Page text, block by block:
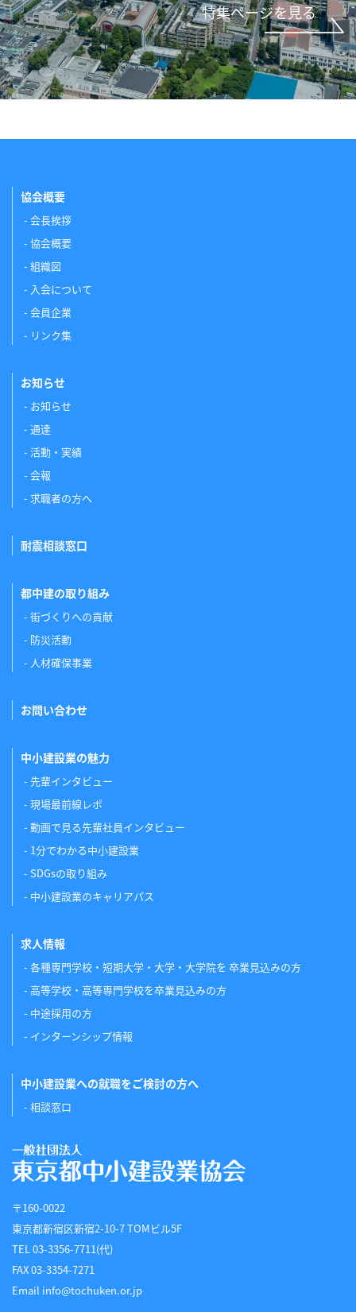
特集ページを見る
協会概要
会長挨拶
協会概要
組織図
入会について
会員企業
リンク集
お知らせ
お知らせ
通達
活動・実績
会報
求職者の方へ
耐震相談窓口
都中建の取り組み
街づくりへの貢献
防災活動
人材確保事業
お問い合わせ
中小建設業の魅力
先輩インタビュー
現場最前線レポ
動画で見る先輩社員インタビュー
1分でわかる中小建設業
SDGsの取り組み
中小建設業のキャリアパス
求人情報
各種専門学校・短期大学・大学・大学院を 卒業見込みの方
高等学校・高等専門学校を卒業見込みの方
中途採用の方
インターンシップ情報
中小建設業への就職をご検討の方へ
相談窓口
〒160-0022
東京都新宿区新宿2-10-7 TOMビル5F
TEL 03-3356-7711(代)
FAX 03-3354-7271
Email info@tochuken.or.jp